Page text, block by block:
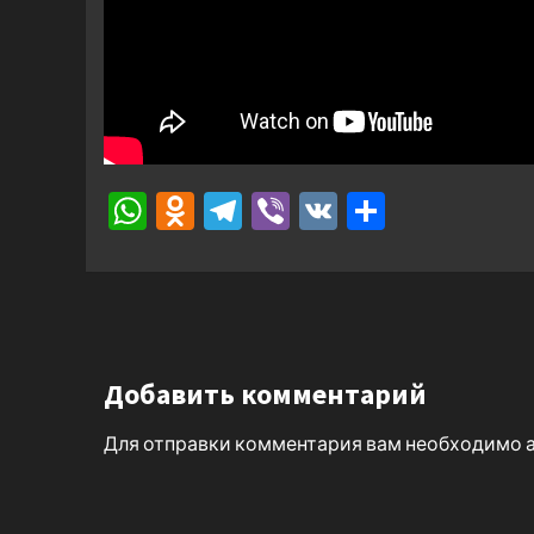
WhatsApp
Odnoklassniki
Telegram
Viber
VK
Добавить комментарий
Для отправки комментария вам необходимо